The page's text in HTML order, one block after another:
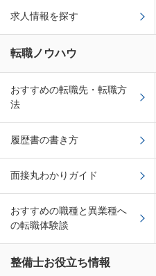
求人情報を探す
転職ノウハウ
おすすめの転職先・転職方
法
履歴書の書き方
面接丸わかりガイド
おすすめの職種と異業種へ
の転職体験談
整備士お役立ち情報